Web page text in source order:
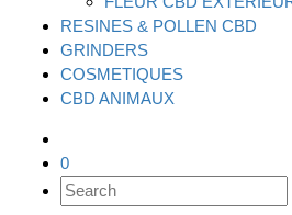
RESINES & POLLEN CBD
GRINDERS
COSMETIQUES
CBD ANIMAUX
0